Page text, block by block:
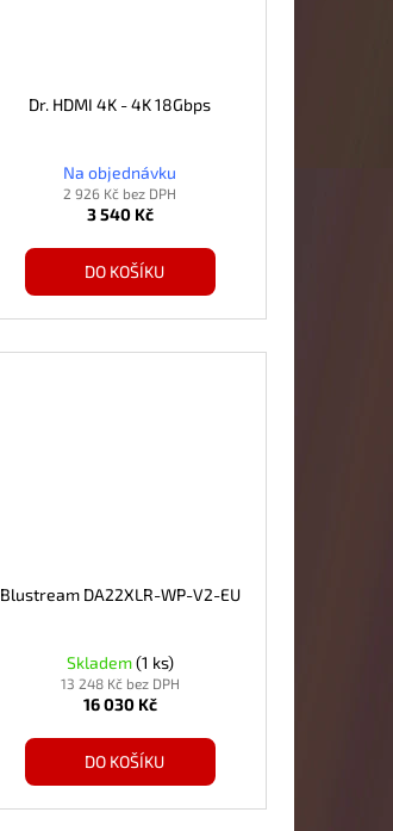
Dr. HDMI 4K - 4K 18Gbps
Na objednávku
2 926 Kč bez DPH
3 540 Kč
DO KOŠÍKU
Blustream DA22XLR-WP-V2-EU
Skladem(1 ks)
13 248 Kč bez DPH
16 030 Kč
DO KOŠÍKU